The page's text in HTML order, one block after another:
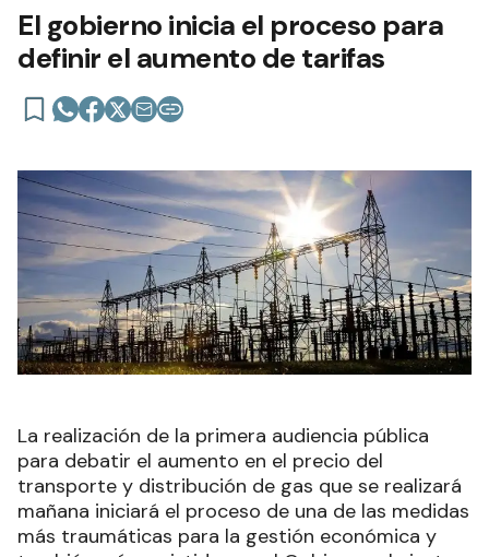
El gobierno inicia el proceso para
definir el aumento de tarifas
La realización de la primera audiencia pública
para debatir el aumento en el precio del
transporte y distribución de gas que se realizará
mañana iniciará el proceso de una de las medidas
más traumáticas para la gestión económica y